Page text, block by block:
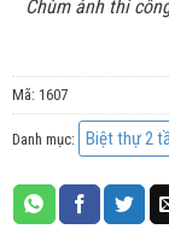
Chùm ảnh thi
Mã: 1607
Danh mục: Biệt thự 2